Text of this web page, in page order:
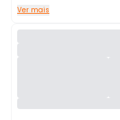
Ver mais